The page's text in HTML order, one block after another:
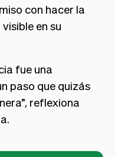
con hacer la
en su
fue una
paso que quizás
reflexiona